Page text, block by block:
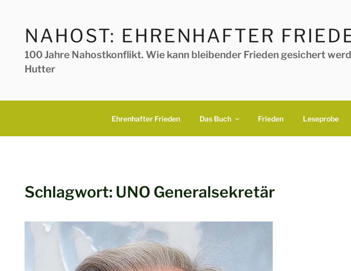
springenNAHOST: EHRENHAFTER
100 Jahre Nahostkonflikt. Wie kann bleibender Frieden gesichert
Hutter
Ehrenhafter Frieden Das Buch Frieden Leseprobe
Schlagwort: UNO Generalsekretär